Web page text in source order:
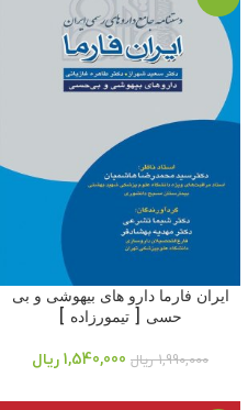
ایران فارما دارو های بیهوشی و بی
حسی [ تیمورزاده ]
1,990,000 ریال 1,540,000 ریال